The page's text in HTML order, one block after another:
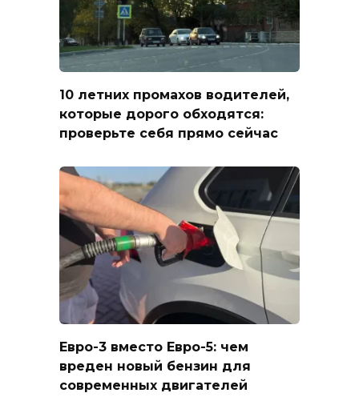
10 летних промахов водителей,
которые дорого обходятся:
проверьте себя прямо сейчас
Евро-3 вместо Евро-5: чем
вреден новый бензин для
современных двигателей